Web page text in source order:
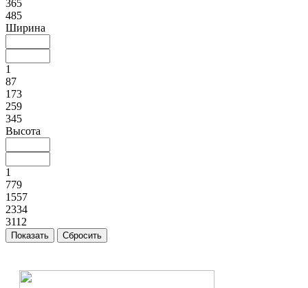
365
485
Ширина
1
87
173
259
345
Высота
1
779
1557
2334
3112